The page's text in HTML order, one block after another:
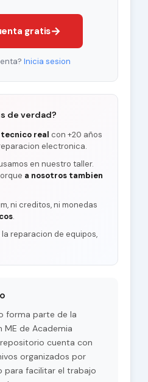
gratis→
Inicia sesion
de verdad?
real con +20 años
electronica.
en nuestro taller.
a nosotros tambien
ni creditos, ni monedas
.
reparacion de equipos,
forma parte de la
ME de Academia
cuenta con
organizados por
para facilitar el trabajo